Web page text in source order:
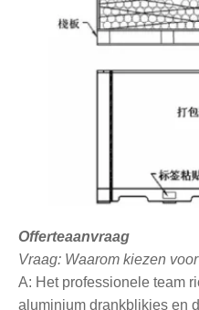
Offerteaanvraag
Vraag: Waarom kiezen
A: Het professionele team
aluminium drankblikjes en